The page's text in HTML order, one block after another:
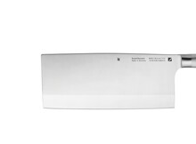
Нож топорик